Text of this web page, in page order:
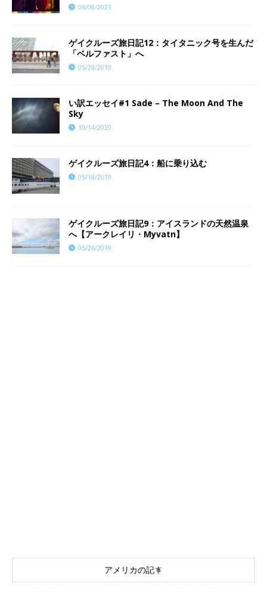
06/08/2021
ゲイクルーズ旅日記12：タイタニック号を生んだ
「ベルファスト」へ
05/28/2019
い訳エッセイ#1 Sade – The Moon And The
Sky
10/14/2020
ゲイクルーズ旅日記4：船に乗り込む
05/18/2019
ゲイクルーズ旅日記9：アイスランドの天然温泉
へ【アークレイリ・Myvatn】
05/26/2019
アメリカの記事